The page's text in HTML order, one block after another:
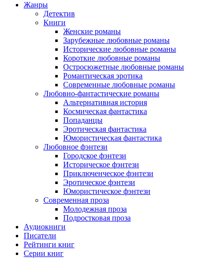
Жанры
Детектив
Книги
Женские романы
Зарубежные любовные романы
Исторические любовные романы
Короткие любовные романы
Остросюжетные любовные романы
Романтическая эротика
Современные любовные романы
Любовно-фантастические романы
Альтернативная история
Космическая фантастика
Попаданцы
Эротическая фантастика
Юмористическая фантастика
Любовное фэнтези
Городское фэнтези
Историческое фэнтези
Приключенческое фэнтези
Эротическое фэнтези
Юмористическое фэнтези
Современная проза
Молодежная проза
Подростковая проза
Аудиокниги
Писатели
Рейтинги книг
Серии книг